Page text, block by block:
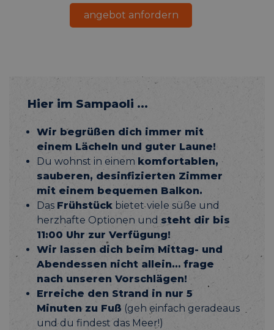
angebot anfordern
Hier im Sampaoli …
Wir begrüßen dich immer mit
einem Lächeln und guter Laune!
Du wohnst in einem komfortablen,
sauberen, desinfizierten Zimmer
mit einem bequemen Balkon.
Das Frühstück bietet viele süße und
herzhafte Optionen und steht dir bis
11:00 Uhr zur Verfügung!
Wir lassen dich beim Mittag- und
Abendessen nicht allein… frage
nach unseren Vorschlägen!
Erreiche den Strand in nur 5
Minuten zu Fuß (geh einfach geradeaus
und du findest das Meer!)